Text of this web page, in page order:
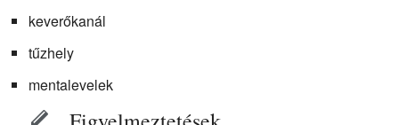
keverőkanál
tűzhely
mentalevelek